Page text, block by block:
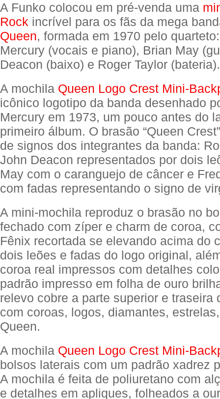
A Funko colocou em pré-venda uma
Rock incrível para os fãs da mega
Queen, formada em 1970 pelo
Mercury (vocais e piano), Brian May
Deacon (baixo) e Roger Taylor (bateria).
A mochila Queen Logo Crest Mini-
icônico logotipo da banda desenhado
Mercury em 1973, um pouco antes do
primeiro álbum. O brasão “Queen
de signos dos integrantes da banda:
John Deacon representados por dois
May com o caranguejo de câncer e
com fadas representando o signo de
A mini-mochila reproduz o brasão no
fechado com zíper e charm de coroa,
Fênix recortada se elevando acima do
dois leões e fadas do logo original,
coroa real impressos com detalhes
padrão impresso em folha de ouro
relevo cobre a parte superior e traseira
com coroas, logos, diamantes,
Queen.
A mochila Queen Logo Crest Mini-
bolsos laterais com um padrão xadrez
A mochila é feita de poliuretano com
e detalhes em apliques, folheados a